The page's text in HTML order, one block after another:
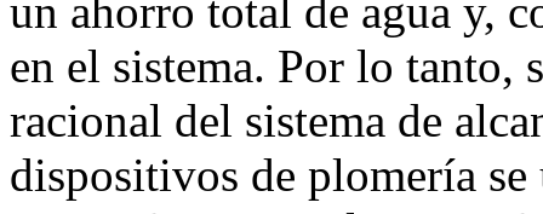
un ahorro total de agua y,
en el sistema. Por lo tanto,
racional del sistema de
dispositivos de plomería